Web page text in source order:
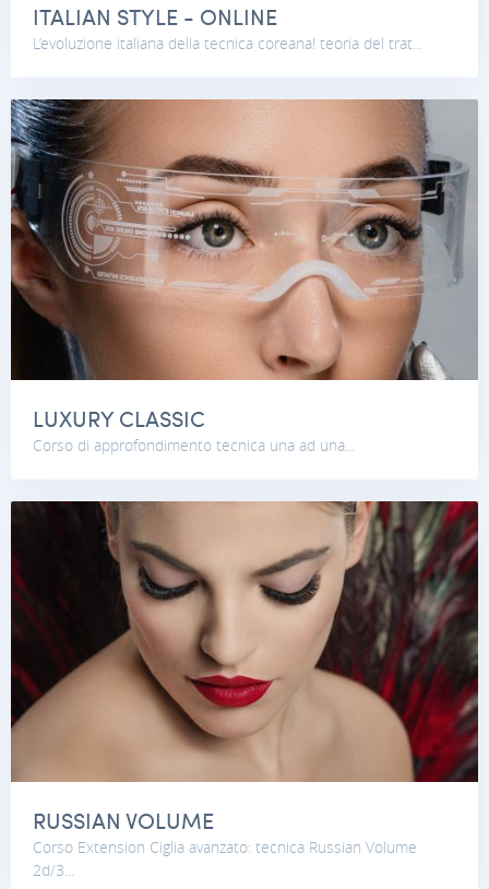
ITALIAN STYLE - ONLINE
L’evoluzione italiana della tecnica coreana! teoria del trat...
LUXURY CLASSIC
Corso di approfondimento tecnica una ad una...
RUSSIAN VOLUME
Corso Extension Ciglia avanzato: tecnica Russian Volume
2d/3...